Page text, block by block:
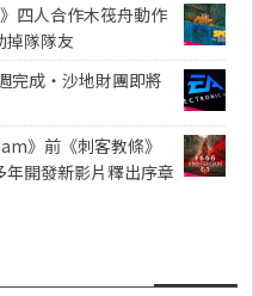
四人合作木筏舟動作
掉隊隊友
完成・沙地財團即將
》前《刺客教條》
開發新影片釋出序章